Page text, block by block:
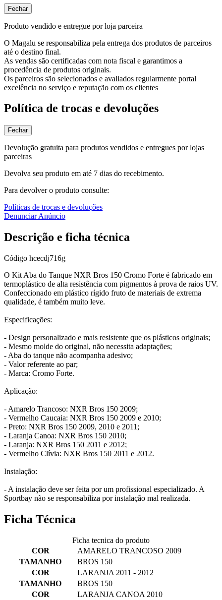
Fechar
Produto vendido e entregue por loja parceira
O Magalu se responsabiliza pela entrega dos produtos de parceiros
até o destino final.
As vendas são certificadas com nota fiscal e garantimos a
procedência de produtos originais.
Os parceiros são selecionados e avaliados regularmente portal
excelência no serviço e reputação com os clientes
Política de trocas e devoluções
Fechar
Devolução gratuita para produtos vendidos e entregues por lojas
parceiras
Devolva seu produto em até 7 dias do recebimento.
Para devolver o produto consulte:
Políticas de trocas e devoluções
Denunciar Anúncio
Descrição e ficha técnica
Código hcecdj716g
O Kit Aba do Tanque NXR Bros 150 Cromo Forte é fabricado em
termoplástico de alta resistência com pigmentos à prova de raios UV.
Confeccionado em plástico rígido fruto de materiais de extrema
qualidade, é também muito leve.
Especificações:
- Design personalizado e mais resistente que os plásticos originais;
- Mesmo molde do original, não necessita adaptações;
- Aba do tanque não acompanha adesivo;
- Valor referente ao par;
- Marca: Cromo Forte.
Aplicação:
- Amarelo Trancoso: NXR Bros 150 2009;
- Vermelho Caucaia: NXR Bros 150 2009 e 2010;
- Preto: NXR Bros 150 2009, 2010 e 2011;
- Laranja Canoa: NXR Bros 150 2010;
- Laranja: NXR Bros 150 2011 e 2012;
- Vermelho Clívia: NXR Bros 150 2011 e 2012.
Instalação:
- A instalação deve ser feita por um profissional especializado. A
Sportbay não se responsabiliza por instalação mal realizada.
Ficha Técnica
Ficha tecnica do produto
COR
AMARELO TRANCOSO 2009
TAMANHO
BROS 150
COR
LARANJA 2011 - 2012
TAMANHO
BROS 150
COR
LARANJA CANOA 2010